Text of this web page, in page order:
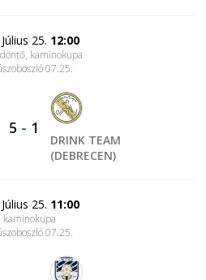
25. 12:00
kaminokupa
07.25.
5 - 1
DRINK TEAM
(DEBRECEN)
25. 11:00
kaminokupa
07.25.